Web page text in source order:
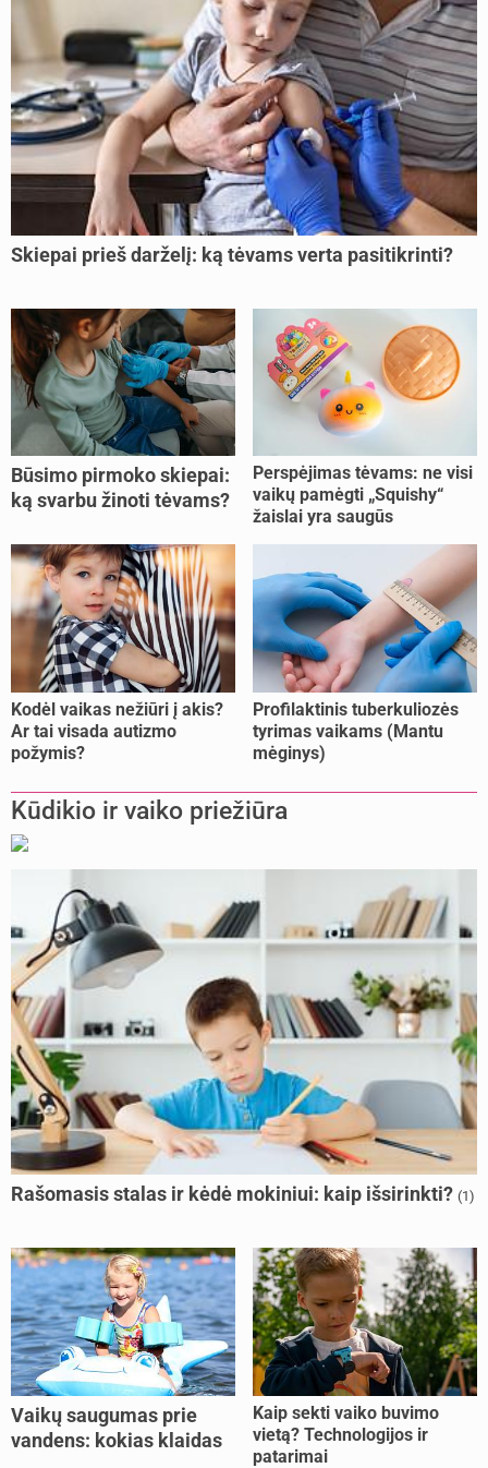
Skiepai prieš darželį: ką tėvams verta pasitikrinti?
Būsimo pirmoko skiepai:
ką svarbu žinoti tėvams?
Perspėjimas tėvams: ne visi
vaikų pamėgti „Squishy“
žaislai yra saugūs
Kodėl vaikas nežiūri į akis?
Ar tai visada autizmo
požymis?
Profilaktinis tuberkuliozės
tyrimas vaikams (Mantu
mėginys)
Kūdikio ir vaiko priežiūra
Rašomasis stalas ir kėdė mokiniui: kaip išsirinkti? (1)
Vaikų saugumas prie
vandens: kokias klaidas
Kaip sekti vaiko buvimo
vietą? Technologijos ir
patarimai